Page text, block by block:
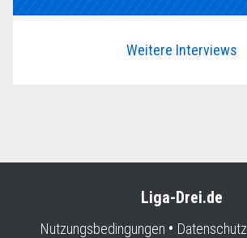
Weitere Interviews
Liga-Drei.de
Nutzungsbedingungen Datenschutz